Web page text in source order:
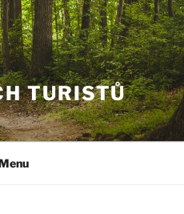
TURISTŮ